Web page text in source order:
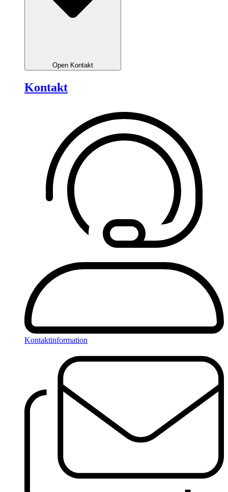
Open Kontakt
Kontakt
Kontaktinformation